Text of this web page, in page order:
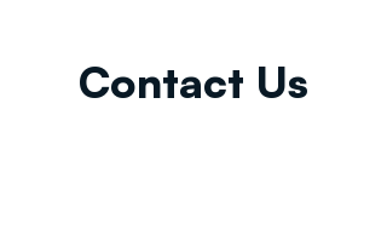
Contact Us